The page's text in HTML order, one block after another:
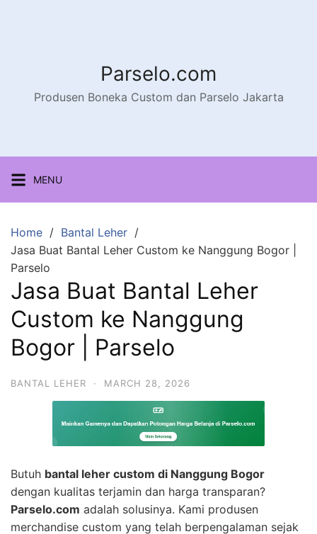
Parselo.com
Produsen Boneka Custom dan Parselo Jakarta
MENU
Home
Bantal Leher
Jasa Buat Bantal Leher Custom ke Nanggung Bogor |
Parselo
Jasa Buat Bantal Leher
Custom ke Nanggung
Bogor | Parselo
BANTAL LEHER · MARCH 28, 2026
Butuh bantal leher custom di Nanggung Bogor
dengan kualitas terjamin dan harga transparan?
Parselo.com adalah solusinya. Kami produsen
merchandise custom yang telah berpengalaman sejak